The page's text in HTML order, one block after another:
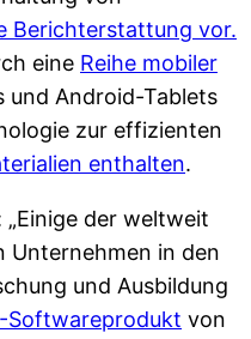
Berichterstattung vor.
eine Reihe mobiler
und Android-Tablets
zur effizienten
enthalten.
der weltweit
Unternehmen in den
und Ausbildung
Softwareprodukt von